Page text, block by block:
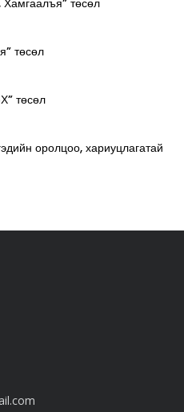
төсөл
төсөл
оролцоо, хариуцлагатай